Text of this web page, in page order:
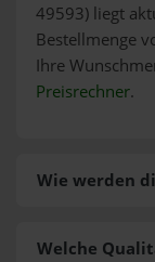
49593) liegt
Bestellmenge
Ihre
Preisrechner.
Wie werden
Welche